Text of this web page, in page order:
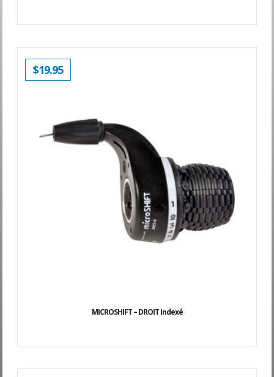
MICROSHIFT – DROIT Indexé
$19.95